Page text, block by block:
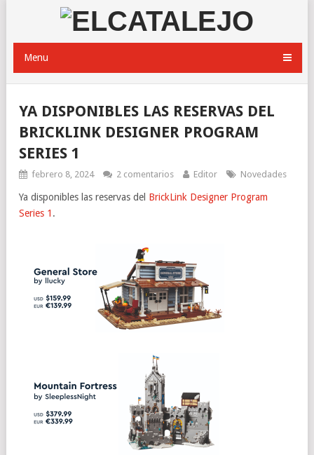
Menu
YA DISPONIBLES LAS RESERVAS DEL
BRICKLINK DESIGNER PROGRAM
SERIES 1
febrero 8, 2024 2 comentarios Editor Novedades
Ya disponibles las reservas del BrickLink Designer Program
Series 1 .